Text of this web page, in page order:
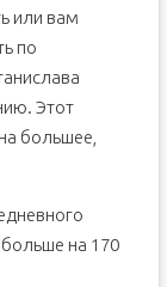
или вам
по
Этот
большее,
больше на 170